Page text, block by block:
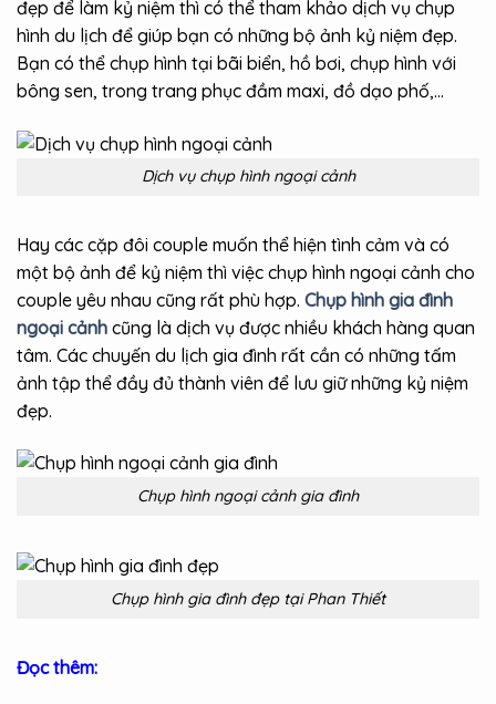
đẹp để làm kỷ niệm thì có thể tham khảo dịch vụ chụp
hình du lịch để giúp bạn có những bộ ảnh kỷ niệm đẹp.
Bạn có thể chụp hình tại bãi biển, hồ bơi, chụp hình với
bông sen, trong trang phục đầm maxi, đồ dạo phố,…
Dịch vụ chụp hình ngoại cảnh
Hay các cặp đôi couple muốn thể hiện tình cảm và có
một bộ ảnh để kỷ niệm thì việc chụp hình ngoại cảnh cho
couple yêu nhau cũng rất phù hợp. Chụp hình gia đình
ngoại cảnh cũng là dịch vụ được nhiều khách hàng quan
tâm. Các chuyến du lịch gia đình rất cần có những tấm
ảnh tập thể đầy đủ thành viên để lưu giữ những kỷ niệm
đẹp.
Chụp hình ngoại cảnh gia đình
Chụp hình gia đình đẹp tại Phan Thiết
Đọc thêm: